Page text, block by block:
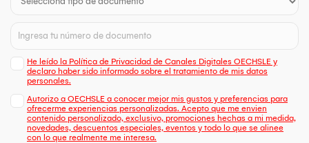
He leído la Política de Privacidad de Canales Digitales OECHSLE y
declaro haber sido informado sobre el tratamiento de mis datos
personales.
Autorizo a OECHSLE a conocer mejor mis gustos y preferencias para
ofrecerme experiencias personalizadas. Acepto que me envien
contenido personalizado, exclusivo, promociones hechas a mi medida,
novedades, descuentos especiales, eventos y todo lo que se alinee
con lo que realmente me interesa.